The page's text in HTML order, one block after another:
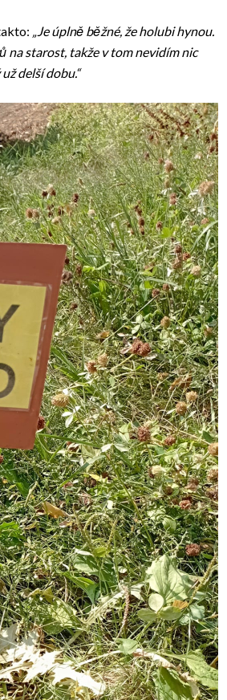
„Je úplně běžné, že holubi hynou.
na starost, takže v tom nevidím nic
delší dobu.“